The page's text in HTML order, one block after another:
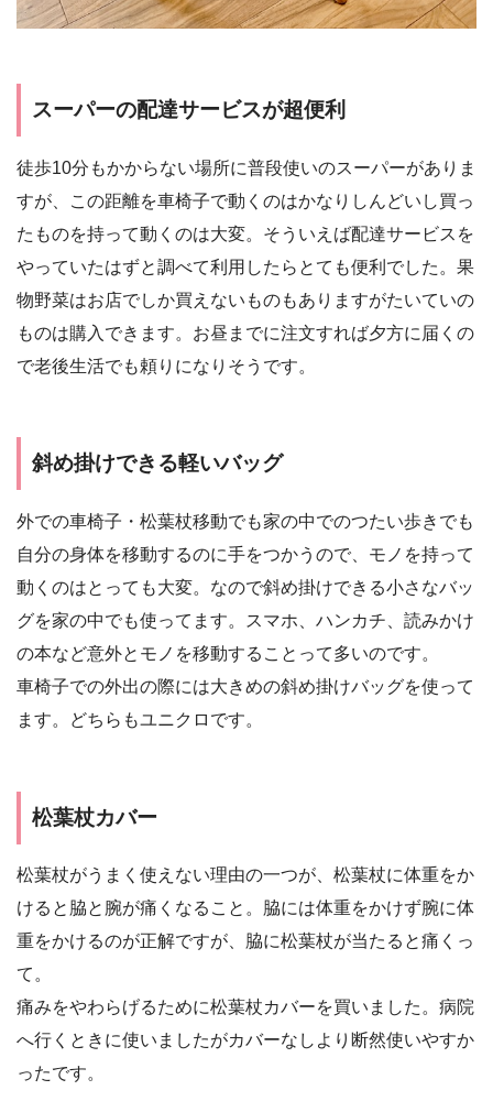
スーパーの配達サービスが超便利
徒歩10分もかからない場所に普段使いのスーパーがありま
すが、この距離を車椅子で動くのはかなりしんどいし買っ
たものを持って動くのは大変。そういえば配達サービスを
やっていたはずと調べて利用したらとても便利でした。果
物野菜はお店でしか買えないものもありますがたいていの
ものは購入できます。お昼までに注文すれば夕方に届くの
で老後生活でも頼りになりそうです。
斜め掛けできる軽いバッグ
外での車椅子・松葉杖移動でも家の中でのつたい歩きでも
自分の身体を移動するのに手をつかうので、モノを持って
動くのはとっても大変。なので斜め掛けできる小さなバッ
グを家の中でも使ってます。スマホ、ハンカチ、読みかけ
の本など意外とモノを移動することって多いのです。
車椅子での外出の際には大きめの斜め掛けバッグを使って
ます。どちらもユニクロです。
松葉杖カバー
松葉杖がうまく使えない理由の一つが、松葉杖に体重をか
けると脇と腕が痛くなること。脇には体重をかけず腕に体
重をかけるのが正解ですが、脇に松葉杖が当たると痛くっ
て。
痛みをやわらげるために松葉杖カバーを買いました。病院
へ行くときに使いましたがカバーなしより断然使いやすか
ったです。